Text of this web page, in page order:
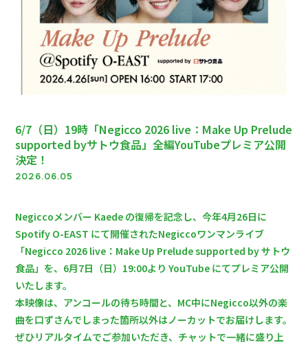
6/7（日）19時「Negicco 2026 live：Make Up Prelude
supported byサトウ食品」全編YouTubeプレミア公開
決定！
2026.06.05
Negiccoメンバー Kaede の復帰を記念し、今年4月26日に
Spotify O-EAST にて開催されたNegiccoワンマンライブ
「Negicco 2026 live：Make Up Prelude supported by サトウ
食品」を、6月7日（日）19:00より YouTube にてプレミア公開
いたします。
本映像は、アンコールの待ち時間と、MC中にNegicco以外の楽
曲を口ずさんでしまった箇所以外はノーカットでお届けします。
ぜひリアルタイムでご参加いただき、チャットで一緒に盛り上